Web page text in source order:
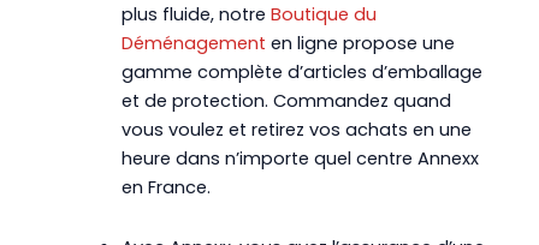
plus fluide, notre Boutique du
Déménagement en ligne propose une
gamme complète d’articles d’emballage
et de protection. Commandez quand
vous voulez et retirez vos achats en une
heure dans n’importe quel centre Annexx
en France.